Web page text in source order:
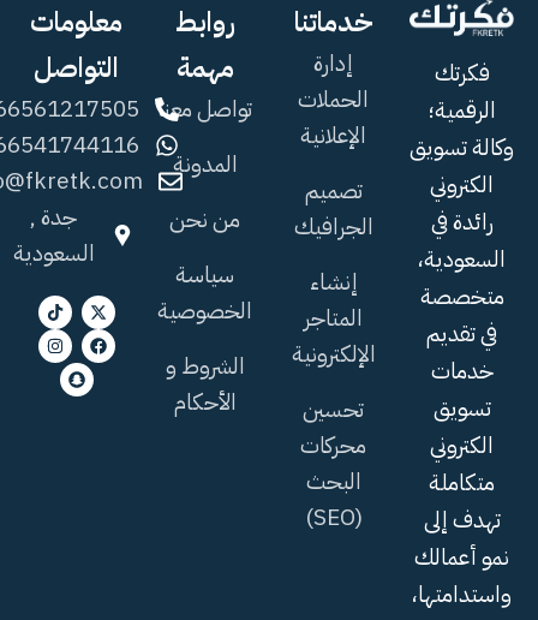
فكرتك
الرقمية؛
وكالة تسويق
الكتروني
رائدة في
السعودية،
متخصصة
في تقديم
خدمات
تسويق
الكتروني
متكاملة
تهدف إلى
نمو أعمالك
واستدامتها،
خدماتنا
إدارة
الحملات
الإعلانية
تصميم
الجرافيك
إنشاء
المتاجر
الإلكترونية
تحسين
محركات
البحث
(SEO)
روابط
مهمة
تواصل معنا
المدونة
من نحن
سياسة
الخصوصية
الشروط و
الأحكام
معلومات
التواصل
جدة ,
السعودية